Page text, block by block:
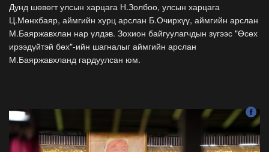
Дунд шөвөгт улсын харцага Н.Золбоо, улсын харцага
Ц.Мөнхбаяр, аймгийн хурц арслан Б.Очирхүү, аймгийн арслан
М.Баяржавхлан нар үлдэв. Зохион байгуулагчдын зүгээс "Өсөх
ирээдүйтэй бөх"-ийн шагналыг аймгийн арслан
М.Баяржавхланд гардуулсан юм.